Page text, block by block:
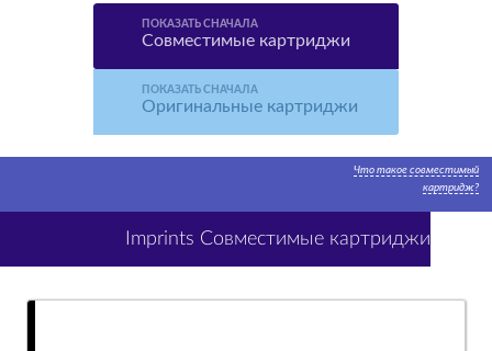
ПОКАЗАТЬ СНАЧАЛА
Совместимые картриджи
ПОКАЗАТЬ СНАЧАЛА
Оригинальные картриджи
Что такое совместимый
картридж?
Imprints Совместимые картриджи